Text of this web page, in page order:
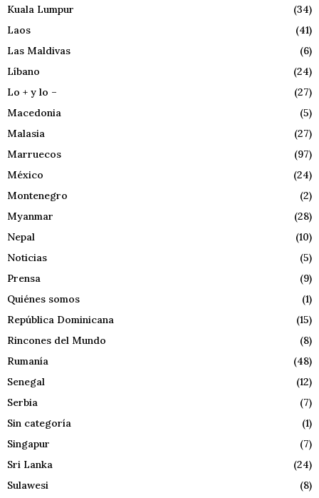
Kuala Lumpur
(34)
Laos
(41)
Las Maldivas
(6)
Líbano
(24)
Lo + y lo –
(27)
Macedonia
(5)
Malasia
(27)
Marruecos
(97)
México
(24)
Montenegro
(2)
Myanmar
(28)
Nepal
(10)
Noticias
(5)
Prensa
(9)
Quiénes somos
(1)
República Dominicana
(15)
Rincones del Mundo
(8)
Rumanía
(48)
Senegal
(12)
Serbia
(7)
Sin categoría
(1)
Singapur
(7)
Sri Lanka
(24)
Sulawesi
(8)